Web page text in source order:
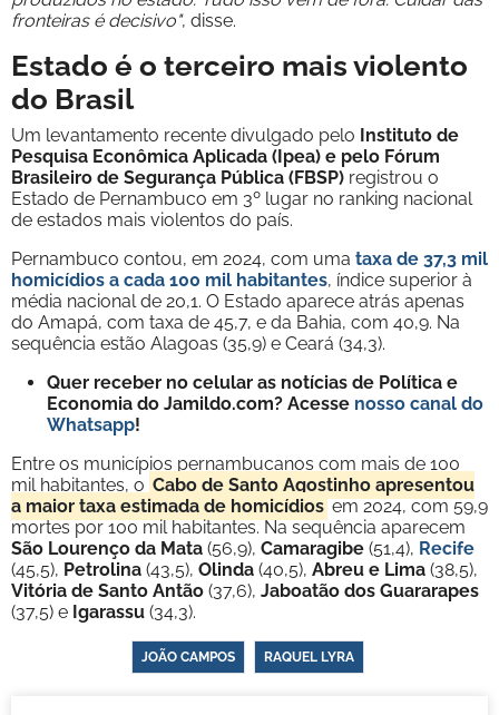
fronteiras é decisivo", disse.
Estado é o terceiro mais violento
do Brasil
Um levantamento recente divulgado pelo Instituto de
Pesquisa Econômica Aplicada (Ipea) e pelo Fórum
Brasileiro de Segurança Pública (FBSP) registrou o
Estado de Pernambuco em 3º lugar no ranking nacional
de estados mais violentos do país.
Pernambuco contou, em 2024, com uma taxa de 37,3 mil
homicídios a cada 100 mil habitantes, índice superior à
média nacional de 20,1. O Estado aparece atrás apenas
do Amapá, com taxa de 45,7, e da Bahia, com 40,9. Na
sequência estão Alagoas (35,9) e Ceará (34,3).
Quer receber no celular as notícias de Política e
Economia do Jamildo.com? Acesse nosso canal do
Whatsapp!
Entre os municípios pernambucanos com mais de 100
mil habitantes, o Cabo de Santo Agostinho apresentou
a maior taxa estimada de homicídiosem 2024, com 59,9
mortes por 100 mil habitantes. Na sequência aparecem
São Lourenço da Mata (56,9), Camaragibe (51,4), Recife
(45,5), Petrolina (43,5), Olinda (40,5), Abreu e Lima (38,5),
Vitória de Santo Antão (37,6), Jaboatão dos Guararapes
(37,5) e Igarassu (34,3).
JOÃO CAMPOS RAQUEL LYRA